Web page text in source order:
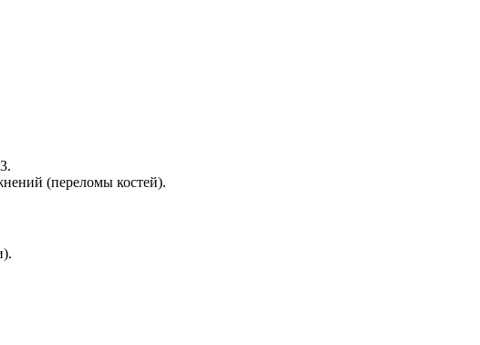
(переломы костей).